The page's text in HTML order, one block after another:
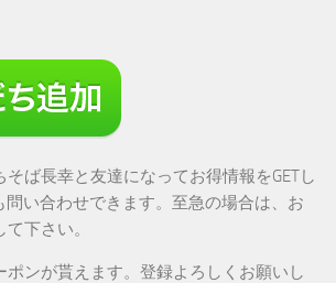
そば長幸と友達になってお得情報をGETし
問い合わせできます。至急の場合は、お
下さい。
ポンが貰えます。登録よろしくお願いし